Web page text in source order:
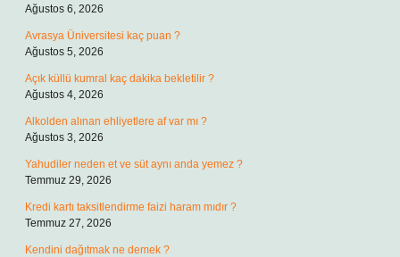
Ağustos 6, 2026
Avrasya Üniversitesi kaç puan ?
Ağustos 5, 2026
Açık küllü kumral kaç dakika bekletilir ?
Ağustos 4, 2026
Alkolden alınan ehliyetlere af var mı ?
Ağustos 3, 2026
Yahudiler neden et ve süt aynı anda yemez ?
Temmuz 29, 2026
Kredi kartı taksitlendirme faizi haram mıdır ?
Temmuz 27, 2026
Kendini dağıtmak ne demek ?